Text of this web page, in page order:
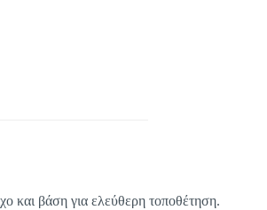
και βάση για ελεύθερη τοποθέτηση.